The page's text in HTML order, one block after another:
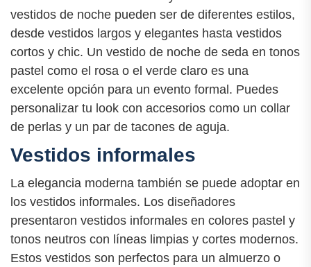
vestidos de noche pueden ser de diferentes estilos,
desde vestidos largos y elegantes hasta vestidos
cortos y chic. Un vestido de noche de seda en tonos
pastel como el rosa o el verde claro es una
excelente opción para un evento formal. Puedes
personalizar tu look con accesorios como un collar
de perlas y un par de tacones de aguja.
Vestidos informales
La elegancia moderna también se puede adoptar en
los vestidos informales. Los diseñadores
presentaron vestidos informales en colores pastel y
tonos neutros con líneas limpias y cortes modernos.
Estos vestidos son perfectos para un almuerzo o